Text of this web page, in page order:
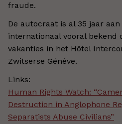
fraude.
De autocraat is al 35 jaar
internationaal vooral bekend
vakanties in het Hôtel
Zwitserse Génève.
Links:
Human Rights Watch:
Destruction in Anglophone
Separatists Abuse Civilians”